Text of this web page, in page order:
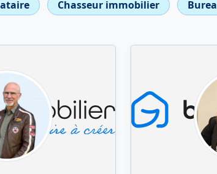
Chasseur immobilier